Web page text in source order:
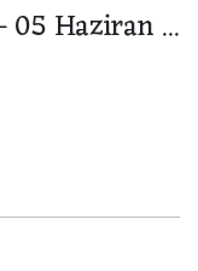
Haziran ...